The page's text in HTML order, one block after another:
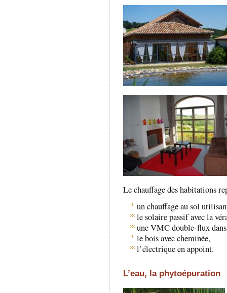
Le chauffage des habitations
un chauffage au sol
le solaire passif avec la
une VMC double-flux
le bois avec cheminée,
l’électrique en appoint.
L’eau, la phytoépuration